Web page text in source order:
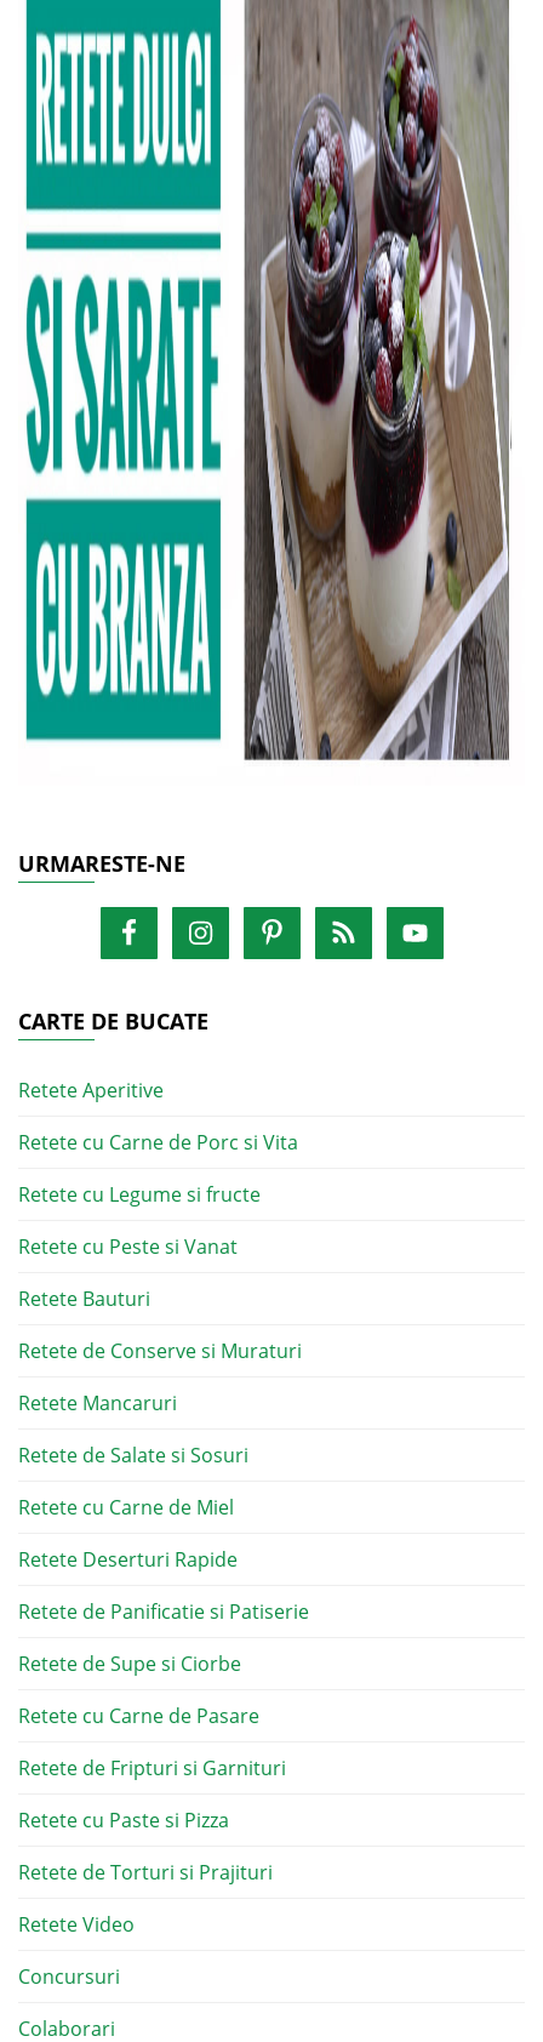
URMARESTE-NE
CARTE DE BUCATE
Retete Aperitive
Retete cu Carne de Porc si Vita
Retete cu Legume si fructe
Retete cu Peste si Vanat
Retete Bauturi
Retete de Conserve si Muraturi
Retete Mancaruri
Retete de Salate si Sosuri
Retete cu Carne de Miel
Retete Deserturi Rapide
Retete de Panificatie si Patiserie
Retete de Supe si Ciorbe
Retete cu Carne de Pasare
Retete de Fripturi si Garnituri
Retete cu Paste si Pizza
Retete de Torturi si Prajituri
Retete Video
Concursuri
Colaborari